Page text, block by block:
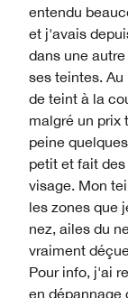
entendu
et j'avais
dans une
ses teintes.
de teint à la
malgré un prix
peine
petit et fait
visage. Mon
les zones que
nez, ailes du
vraiment
Pour info, j'ai
en dépannage